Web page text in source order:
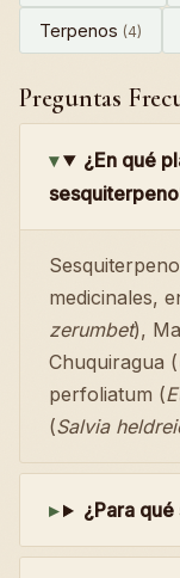
Terpenos (4)
Preguntas
¿En qué
medicinales,
zerumbet),
Chuquiragua (
perfoliatum (
(Salvia
¿Para